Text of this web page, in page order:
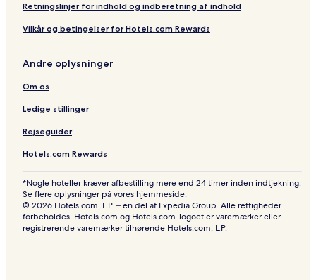
Retningslinjer for indhold og indberetning af indhold
Vilkår og betingelser for Hotels.com Rewards
Andre oplysninger
Om os
Ledige stillinger
Rejseguider
Hotels.com Rewards
*Nogle hoteller kræver afbestilling mere end 24 timer inden indtjekning.
Se flere oplysninger på vores hjemmeside.
© 2026 Hotels.com, L.P. – en del af Expedia Group. Alle rettigheder
forbeholdes. Hotels.com og Hotels.com-logoet er varemærker eller
registrerende varemærker tilhørende Hotels.com, L.P.